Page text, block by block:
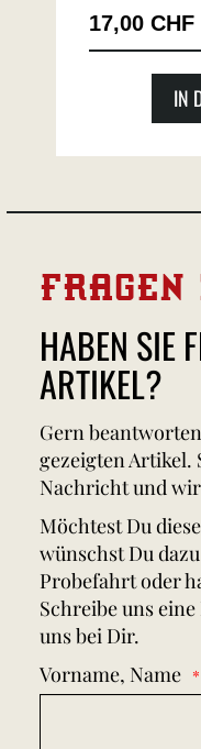
17,00 CHF
IN
HABEN SIE
ARTIKEL?
Gern
gezeigten Artikel.
Nachricht und
Möchtest Du
wünschst Du
Probefahrt oder
Schreibe uns
uns bei Dir.
Vorname, Name